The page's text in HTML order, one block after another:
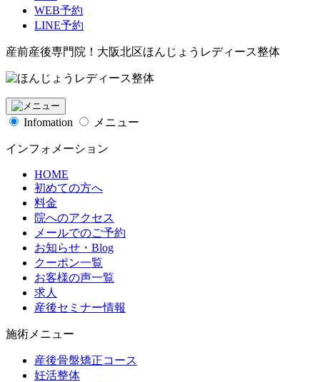
WEB予約
LINE予約
産前産後専門院！大阪北区ほんじょうレディース整体
Infomation メニュー
インフォメーション
HOME
初めての方へ
料金
院へのアクセス
メールでのご予約
お知らせ・Blog
クーポン一覧
お客様の声一覧
求人
産後セミナー情報
施術メニュー
産後骨盤矯正コース
妊活整体